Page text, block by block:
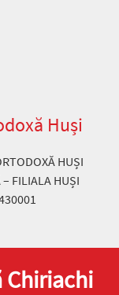
Huși
HUȘI
– FILIALA HUȘI
Chiriachi